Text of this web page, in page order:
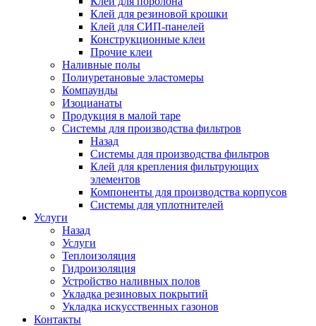
Клей для резиновой крошки
Клей для СИП-панелей
Конструкционные клеи
Прочие клеи
Наливные полы
Полиуретановые эластомеры
Компаунды
Изоцианаты
Продукция в малой таре
Системы для производства фильтров
Назад
Системы для производства фильтров
Клей для крепления фильтрующих
элементов
Компоненты для производства корпусов
Системы для уплотнителей
Услуги
Назад
Услуги
Теплоизоляция
Гидроизоляция
Устройство наливных полов
Укладка резиновых покрытий
Укладка искусственных газонов
Контакты